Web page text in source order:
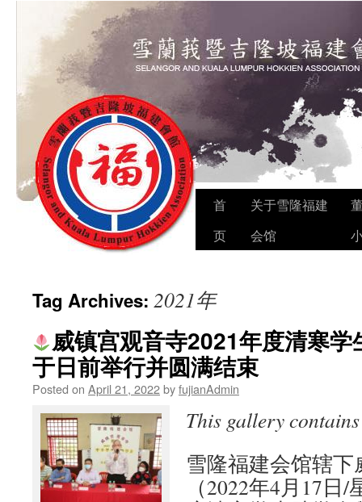
Skip
首
页
关于雪隆福建
会馆
Tag Archives: 2021年
威镇宫观音寺2021年度清寒
于日前举行并圆满结束
Posted on April 21, 2022byfujianAdmin
This gallery
雪隆福建会馆辖
（2022年4月17日